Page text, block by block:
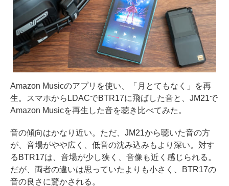
Amazon Musicのアプリを使い、「月とてもなく」を再
生。スマホからLDACでBTR17に飛ばした音と、JM21で
Amazon Musicを再生した音を聴き比べてみた。
音の傾向はかなり近い。ただ、JM21から聴いた音の方
が、音場がやや広く、低音の沈み込みもより深い。対す
るBTR17は、音場が少し狭く、音像も近く感じられる。
だが、両者の違いは思っていたよりも小さく、BTR17の
音の良さに驚かされる。